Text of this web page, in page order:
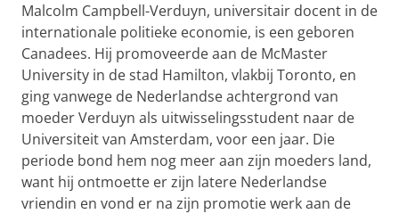
Malcolm Campbell-Verduyn, universitair docent in de
internationale politieke economie, is een geboren
Canadees. Hij promoveerde aan de McMaster
University in de stad Hamilton, vlakbij Toronto, en
ging vanwege de Nederlandse achtergrond van
moeder Verduyn als uitwisselingsstudent naar de
Universiteit van Amsterdam, voor een jaar. Die
periode bond hem nog meer aan zijn moeders land,
want hij ontmoette er zijn latere Nederlandse
vriendin en vond er na zijn promotie werk aan de